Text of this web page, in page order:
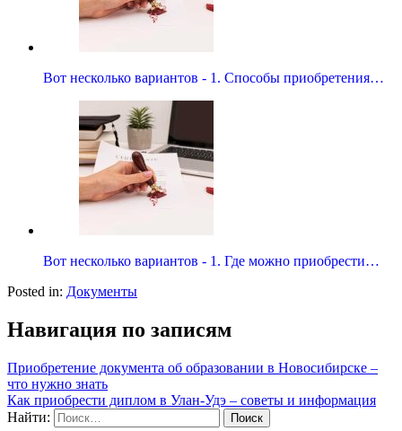
Вот несколько вариантов - 1. Способы приобретения…
Вот несколько вариантов - 1. Где можно приобрести…
Posted in: Документы
Навигация по записям
Приобретение документа об образовании в Новосибирске –
что нужно знать
Как приобрести диплом в Улан-Удэ – советы и информация
Найти: